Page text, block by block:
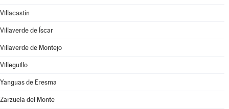
Villacastín
Villaverde de Íscar
Villaverde de Montejo
Villeguillo
Yanguas de Eresma
Zarzuela del Monte